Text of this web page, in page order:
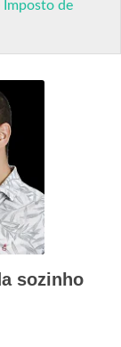
Imposto de
sozinho